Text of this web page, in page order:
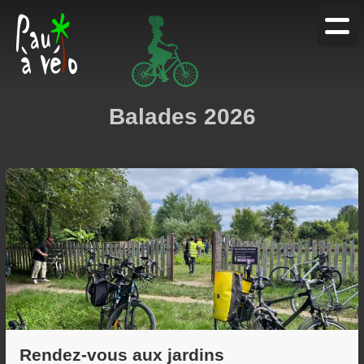
Agenda
À propos
Balades 2026
Rendez-vous aux jardins